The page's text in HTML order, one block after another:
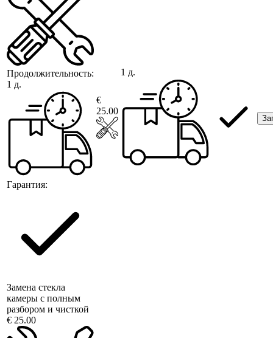
Продолжительность:
1 д.
Гарантия:
€
25.00
1 д.
Замена стекла
камеры с полным
разбором и чисткой
€ 25.00